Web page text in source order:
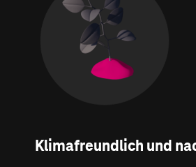
Klima­freundlich und